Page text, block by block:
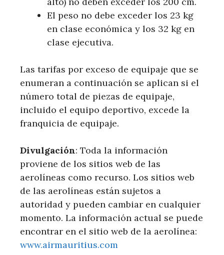
El peso no debe exceder los 23 kg
en clase económica y los 32 kg en
clase ejecutiva.
Las tarifas por exceso de equipaje que se
enumeran a continuación se aplican si el
número total de piezas de equipaje,
incluido el equipo deportivo, excede la
franquicia de equipaje.
Divulgación: Toda la información
proviene de los sitios web de las
aerolíneas como recurso. Los sitios web
de las aerolíneas están sujetos a
autoridad y pueden cambiar en cualquier
momento. La información actual se puede
encontrar en el sitio web de la aerolínea:
www.airmauritius.com